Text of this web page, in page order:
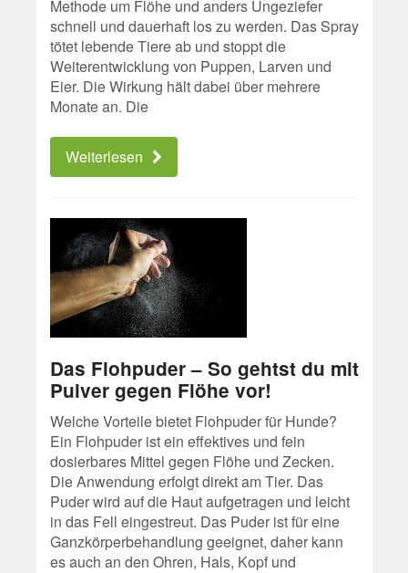
Methode um Flöhe und anders Ungeziefer
schnell und dauerhaft los zu werden. Das Spray
tötet lebende Tiere ab und stoppt die
Weiterentwicklung von Puppen, Larven und
Eier. Die Wirkung hält dabei über mehrere
Monate an. Die
Weiterlesen
Das Flohpuder – So gehtst du mit
Pulver gegen Flöhe vor!
Welche Vorteile bietet Flohpuder für Hunde?
Ein Flohpuder ist ein effektives und fein
dosierbares Mittel gegen Flöhe und Zecken.
Die Anwendung erfolgt direkt am Tier. Das
Puder wird auf die Haut aufgetragen und leicht
in das Fell eingestreut. Das Puder ist für eine
Ganzkörperbehandlung geeignet, daher kann
es auch an den Ohren, Hals, Kopf und